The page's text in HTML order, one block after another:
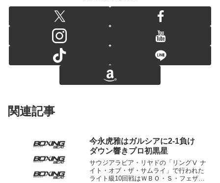
関連記事
今永虎雅はガルシアに2-1負け
ダウン響きプロ初黒星
サウジアラビア・リヤドの「リングⅤ ナ
イト・オブ・ザ・サムライ」で行われた
ライト級10回戦はＷＢＯ・Ｓ・フェザー